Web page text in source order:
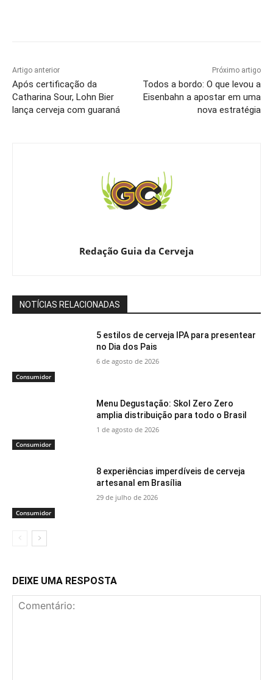
Artigo anterior
Após certificação da
Catharina Sour, Lohn Bier
lança cerveja com guaraná
Próximo artigo
Todos a bordo: O que levou a
Eisenbahn a apostar em uma
nova estratégia
Redação Guia da Cerveja
NOTÍCIAS RELACIONADAS
Consumidor
5 estilos de cerveja IPA para presentear
no Dia dos Pais
6 de agosto de 2026
Consumidor
Menu Degustação: Skol Zero Zero
amplia distribuição para todo o Brasil
1 de agosto de 2026
Consumidor
8 experiências imperdíveis de cerveja
artesanal em Brasília
29 de julho de 2026
DEIXE UMA RESPOSTA